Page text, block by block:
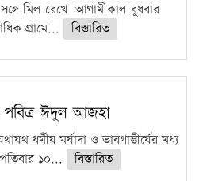
মিল রেখে আগামীকাল বুধবার
গ্রামে...
বিস্তারিত
পবিত্র ঈদুল আজহা
মর্যাদা ও ভাবগাম্ভীর্যের মধ্য
১০...
বিস্তারিত